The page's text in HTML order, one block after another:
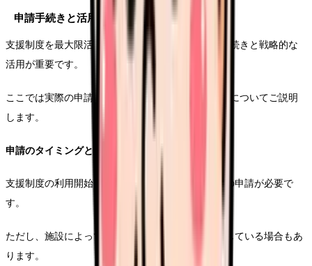
申請手続きと活用のコツ
支援制度を最大限活用するためには、適切な申請手続きと戦略的な
活用が重要です。
ここでは実際の申請から運用までの具体的な進め方についてご説明
します。
申請のタイミングと必要書類
支援制度の利用開始には、原則として1ヶ月前までの申請が必要で
す。
ただし、施設によっては3ヶ月前からの申請を推奨している場合もあ
ります。